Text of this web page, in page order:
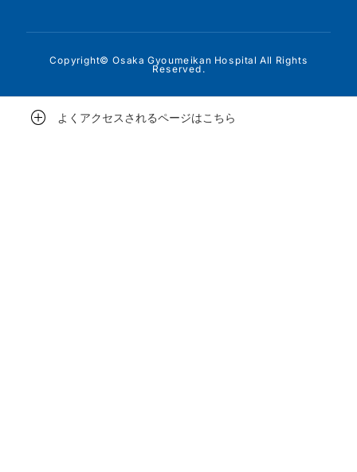
Copyright© Osaka Gyoumeikan Hospital All Rights
Reserved.
よくアクセスされるページはこちら